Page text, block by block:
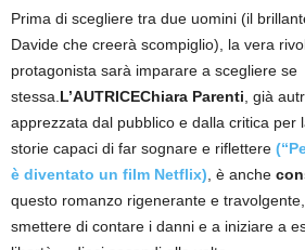
Prima di scegliere tra due uomini (il
Davide che creerà scompiglio), la vera
protagonista sarà imparare a scegliere se
stessa. L’AUTRICEChiara Parenti , già
apprezzata dal pubblico e dalla critica per
storie capaci di far sognare e riflettere
è diventato un film Netflix) , è anche
questo romanzo rigenerante e
smettere di contare i danni e a iniziare a